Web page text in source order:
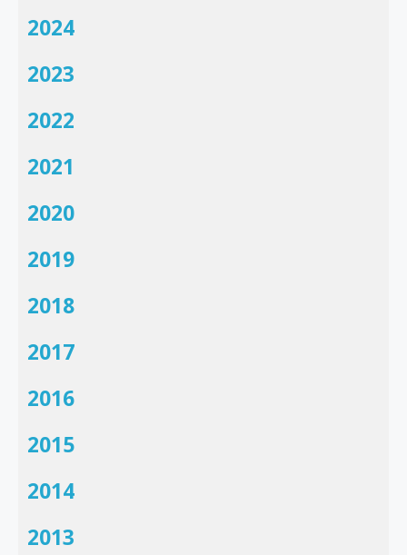
2024
2023
2022
2021
2020
2019
2018
2017
2016
2015
2014
2013